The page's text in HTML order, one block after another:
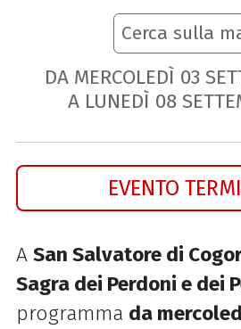
Cerca sulla
DA MERCOLEDÌ 03
A LUNEDÌ 08
EVENTO
A San Salvatore di
Sagra dei Perdoni e dei
programma da